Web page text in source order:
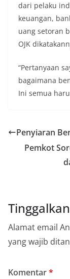
dari pelaku
keuangan,
uang setoran
OJK
“Pertanyaan
bagaimana
Ini semua
Penyiaran
Pemkot
Alamat email
yang wajib
Komentar*